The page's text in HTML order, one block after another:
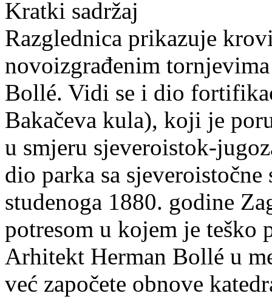
Kratki sadržaj
Razglednica prikazuje
novoizgrađenim
Bollé. Vidi se i dio
Bakačeva kula), koji je
u smjeru sjeveroistok-
dio parka sa
studenoga 1880. godine
potresom u kojem je teško
Arhitekt Herman Bollé u
već započete obnove